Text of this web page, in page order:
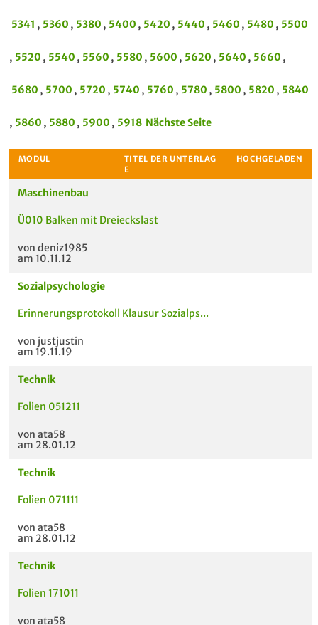
5341 , 5360 , 5380 , 5400 , 5420 , 5440 , 5460 , 5480 , 5500
, 5520 , 5540 , 5560 , 5580 , 5600 , 5620 , 5640 , 5660 ,
5680 , 5700 , 5720 , 5740 , 5760 , 5780 , 5800 , 5820 , 5840
, 5860 , 5880 , 5900 , 5918 Nächste Seite
MODUL
Maschinenbau
Ü010 Balken mit Dreieckslast
von deniz1985
am 10.11.12
Sozialpsychologie
Erinnerungsprotokoll Klausur Sozialps...
von justjustin
am 19.11.19
Technik
Folien 051211
von ata58
am 28.01.12
Technik
Folien 071111
von ata58
am 28.01.12
Technik
Folien 171011
von ata58